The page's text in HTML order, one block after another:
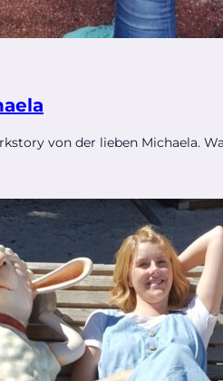
von der lieben Michaela.